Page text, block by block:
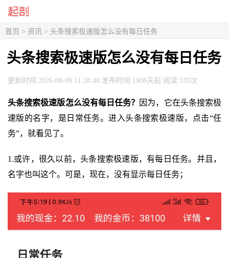
首页 > 资讯 > 头条搜索极速版怎么没有每日任务
头条搜索极速版怎么没有每日任务
更新时间:2026-08-09 11:28:48 发布时间:1908天前 阅读:339次
头条搜索极速版怎么没有每日任务？
因为，它在头条搜索极
速版的名字，是日常任务。进入头条搜索极速版，点击“任
务”，就看见了。
1.或许，很久以前，头条搜索极速版，有每日任务。并且，
名字也叫这个。可是，现在，没有显示每日任务；